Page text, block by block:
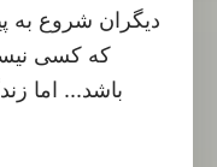
دیگران شروع به
که کسی
باشد... اما